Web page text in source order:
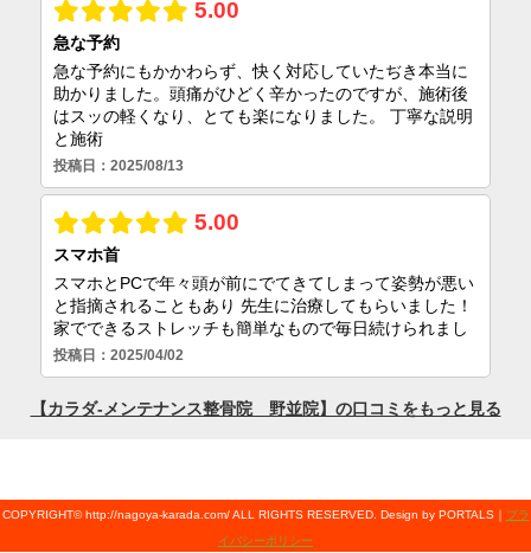
COPYRIGHT© http://nagoya-karada.com/ ALL RIGHTS RESERVED. Design by PORTALS｜ プラ
イバシーポリシー